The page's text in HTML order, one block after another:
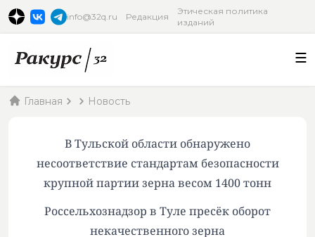
info@32q.ru Редакция
Этическая политика
изданий
Главная Новость
В Тульской области обнаружено
несоответствие стандартам безопасности
крупной партии зерна весом 1400 тонн
Россельхознадзор в Туле пресёк оборот
некачественного зерна